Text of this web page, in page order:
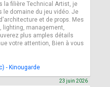
la filière Technical Artist, je
le domaine du jeu vidéo. Je
et de props. Mes
lighting, management,
plus amples détails
votre attention, Bien à vous
- Kinougarde
23 juin 2026